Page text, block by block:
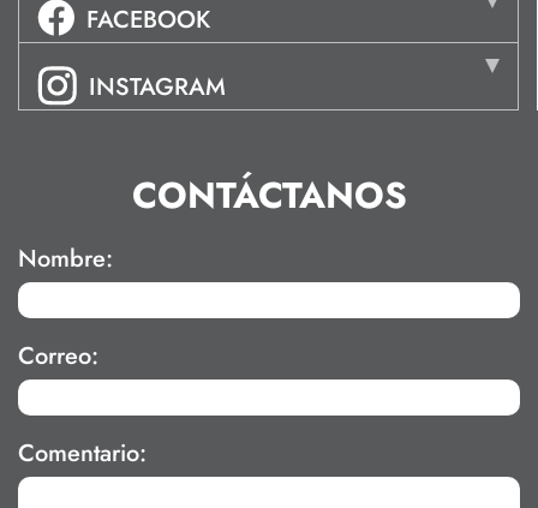
FACEBOOK
INSTAGRAM
CONTÁCTANOS
Nombre:
Correo:
Comentario: